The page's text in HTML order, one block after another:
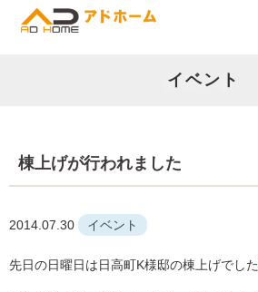
イベント
棟上げが行われました
2014.07.30 イベント
先日の日曜日は日高町K様邸の棟上げでした